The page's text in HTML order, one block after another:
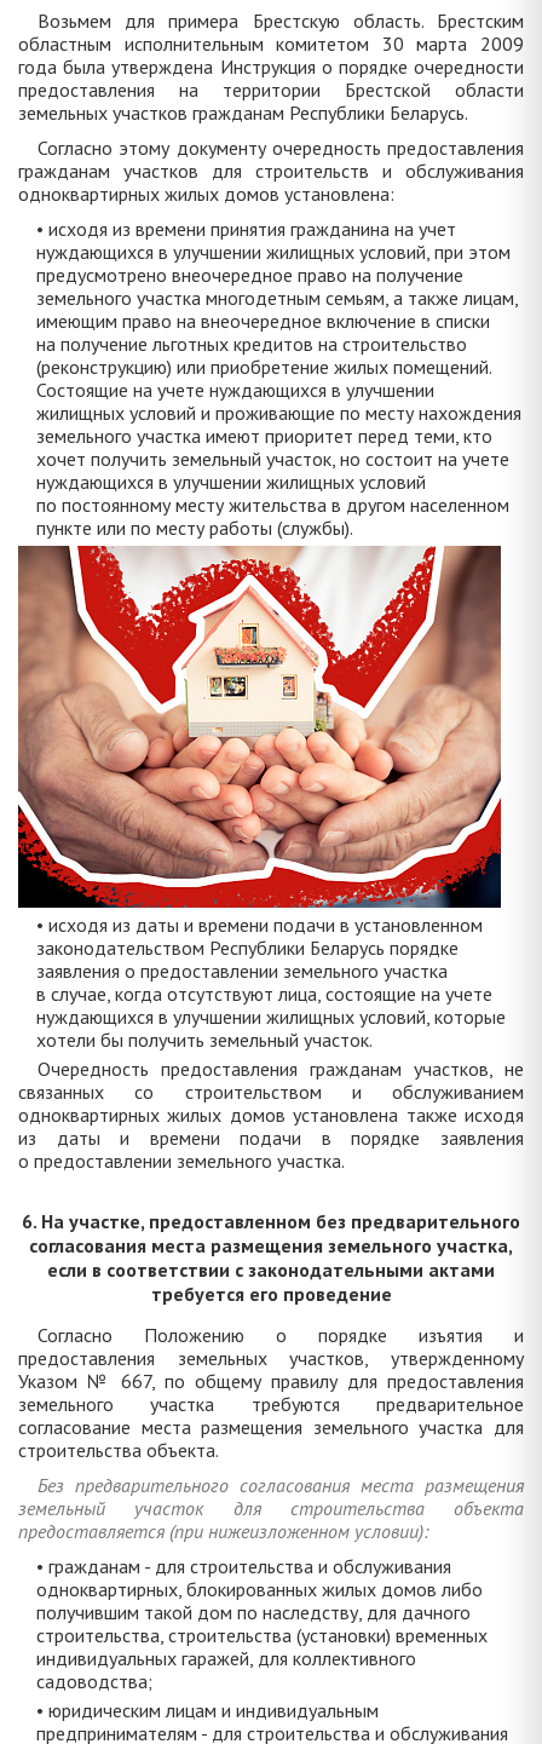
Возьмем для примера Брестскую область. Брестским
областным исполнительным комитетом 30 марта 2009
года была утверждена Инструкция о порядке очередности
предоставления на территории Брестской области
земельных участков гражданам Республики Беларусь.
Согласно этому документу очередность предоставления
гражданам участков для строительств и обслуживания
одноквартирных жилых домов установлена:
• исходя из времени принятия гражданина на учет
нуждающихся в улучшении жилищных условий, при этом
предусмотрено внеочередное право на получение
земельного участка многодетным семьям, а также лицам,
имеющим право на внеочередное включение в списки
на получение льготных кредитов на строительство
(реконструкцию) или приобретение жилых помещений.
Состоящие на учете нуждающихся в улучшении
жилищных условий и проживающие по месту нахождения
земельного участка имеют приоритет перед теми, кто
хочет получить земельный участок, но состоит на учете
нуждающихся в улучшении жилищных условий
по постоянному месту жительства в другом населенном
пункте или по месту работы (службы).
• исходя из даты и времени подачи в установленном
законодательством Республики Беларусь порядке
заявления о предоставлении земельного участка
в случае, когда отсутствуют лица, состоящие на учете
нуждающихся в улучшении жилищных условий, которые
хотели бы получить земельный участок.
Очередность предоставления гражданам участков, не
связанных со строительством и обслуживанием
одноквартирных жилых домов установлена также исходя
из даты и времени подачи в порядке заявления
о предоставлении земельного участка.
6. На участке, предоставленном без предварительного
согласования места размещения земельного участка,
если в соответствии с законодательными актами
требуется его проведение
Согласно Положению о порядке изъятия и
предоставления земельных участков, утвержденному
Указом № 667, по общему правилу для предоставления
земельного участка требуются предварительное
согласование места размещения земельного участка для
строительства объекта.
Без предварительного согласования места размещения
земельный участок для строительства объекта
предоставляется (при нижеизложенном условии):
• гражданам - для строительства и обслуживания
одноквартирных, блокированных жилых домов либо
получившим такой дом по наследству, для дачного
строительства, строительства (установки) временных
индивидуальных гаражей, для коллективного
садоводства;
• юридическим лицам и индивидуальным
предпринимателям - для строительства и обслуживания